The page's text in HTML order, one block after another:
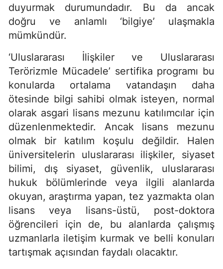
duyurmak durumundadır. Bu da ancak
doğru ve anlamlı ‘bilgiye’ ulaşmakla
mümkündür.
‘Uluslararası İlişkiler ve Uluslararası
Terörizmle Mücadele’ sertifika programı bu
konularda ortalama vatandaşın daha
ötesinde bilgi sahibi olmak isteyen, normal
olarak asgari lisans mezunu katılımcılar için
düzenlenmektedir. Ancak lisans mezunu
olmak bir katılım koşulu değildir. Halen
üniversitelerin uluslararası ilişkiler, siyaset
bilimi, dış siyaset, güvenlik, uluslararası
hukuk bölümlerinde veya ilgili alanlarda
okuyan, araştırma yapan, tez yazmakta olan
lisans veya lisans-üstü, post-doktora
öğrencileri için de, bu alanlarda çalışmış
uzmanlarla iletişim kurmak ve belli konuları
tartışmak açısından faydalı olacaktır.